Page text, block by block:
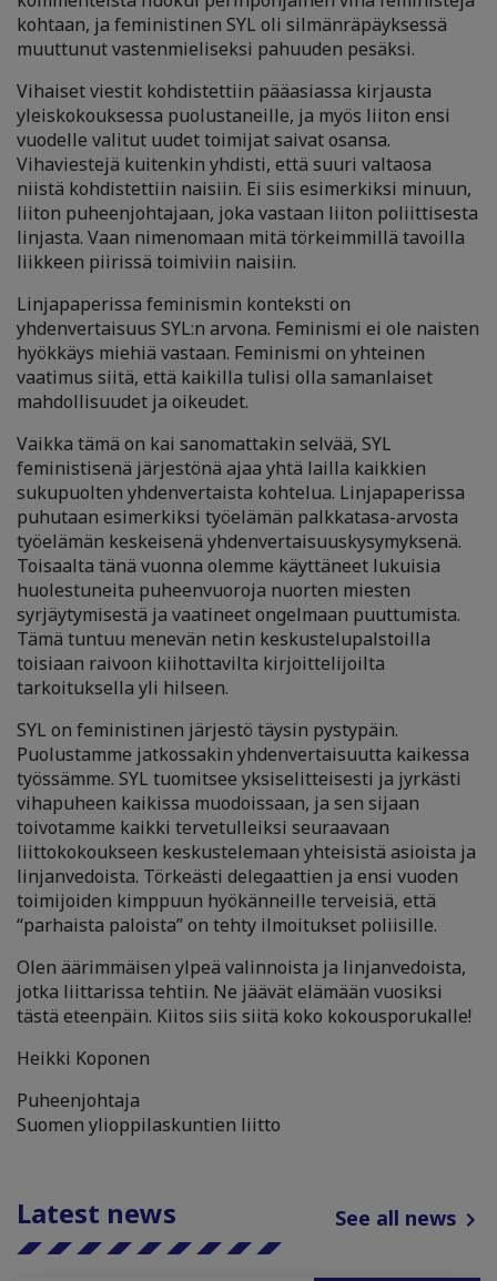
kohtaan, ja feministinen SYL oli silmänräpäyksessä
muuttunut vastenmieliseksi pahuuden pesäksi.
Vihaiset viestit kohdistettiin pääasiassa kirjausta
yleiskokouksessa puolustaneille, ja myös liiton ensi
vuodelle valitut uudet toimijat saivat osansa.
Vihaviestejä kuitenkin yhdisti, että suuri valtaosa
niistä kohdistettiin naisiin. Ei siis esimerkiksi minuun,
liiton puheenjohtajaan, joka vastaan liiton poliittisesta
linjasta. Vaan nimenomaan mitä törkeimmillä tavoilla
liikkeen piirissä toimiviin naisiin.
Linjapaperissa feminismin konteksti on
yhdenvertaisuus SYL:n arvona. Feminismi ei ole naisten
hyökkäys miehiä vastaan. Feminismi on yhteinen
vaatimus siitä, että kaikilla tulisi olla samanlaiset
mahdollisuudet ja oikeudet.
Vaikka tämä on kai sanomattakin selvää, SYL
feministisenä järjestönä ajaa yhtä lailla kaikkien
sukupuolten yhdenvertaista kohtelua. Linjapaperissa
puhutaan esimerkiksi työelämän palkkatasa-arvosta
työelämän keskeisenä yhdenvertaisuuskysymyksenä.
Toisaalta tänä vuonna olemme käyttäneet lukuisia
huolestuneita puheenvuoroja nuorten miesten
syrjäytymisestä ja vaatineet ongelmaan puuttumista.
Tämä tuntuu menevän netin keskustelupalstoilla
toisiaan raivoon kiihottavilta kirjoittelijoilta
tarkoituksella yli hilseen.
SYL on feministinen järjestö täysin pystypäin.
Puolustamme jatkossakin yhdenvertaisuutta kaikessa
työssämme. SYL tuomitsee yksiselitteisesti ja jyrkästi
vihapuheen kaikissa muodoissaan, ja sen sijaan
toivotamme kaikki tervetulleiksi seuraavaan
liittokokoukseen keskustelemaan yhteisistä asioista ja
linjanvedoista. Törkeästi delegaattien ja ensi vuoden
toimijoiden kimppuun hyökänneille terveisiä, että
“parhaista paloista” on tehty ilmoitukset poliisille.
Olen äärimmäisen ylpeä valinnoista ja linjanvedoista,
jotka liittarissa tehtiin. Ne jäävät elämään vuosiksi
tästä eteenpäin. Kiitos siis siitä koko kokousporukalle!
Heikki Koponen
Puheenjohtaja
Suomen ylioppilaskuntien liitto
Latest news See all news